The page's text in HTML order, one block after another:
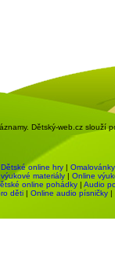
Dětský-web.cz slouží
Dětské online hry | Omalovánky
materiály | Online
online pohádky | Audio
děti | Online audio písničky |